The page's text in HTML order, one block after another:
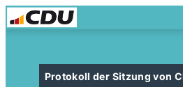
Protokoll der Sitzung von